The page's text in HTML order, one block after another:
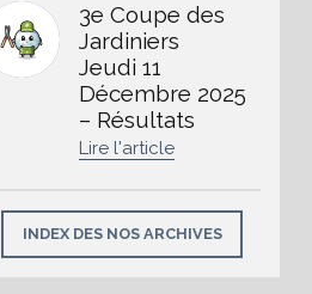
3e Coupe des
Jardiniers
Jeudi 11
Décembre 2025
– Résultats
INDEX DES NOS ARCHIVES